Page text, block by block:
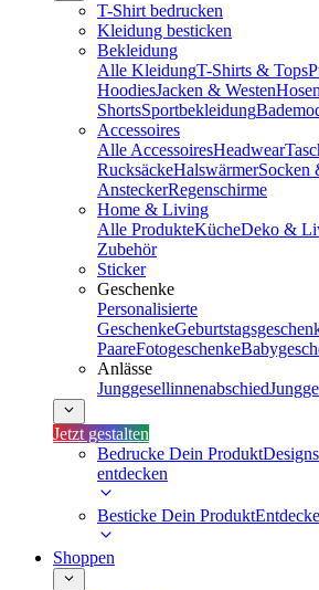
T-Shirt bedrucken
Kleidung besticken
Bekleidung
Alle KleidungT-Shirts & Tops
HoodiesJacken & Westen
ShortsSportbekleidung
Accessoires
Alle AccessoiresHeadwear
RucksäckeHalswärmerSocken
AnsteckerRegenschirme
Home & Living
Alle ProdukteKücheDeko &
Zubehör
Sticker
Geschenke
Personalisierte
Geschenke
PaareFotogeschenke
Anlässe
Junggesellinnenabschied
Jetzt gestalten
Bedrucke Dein Produkt
entdecken
Besticke Dein Produkt
Shoppen